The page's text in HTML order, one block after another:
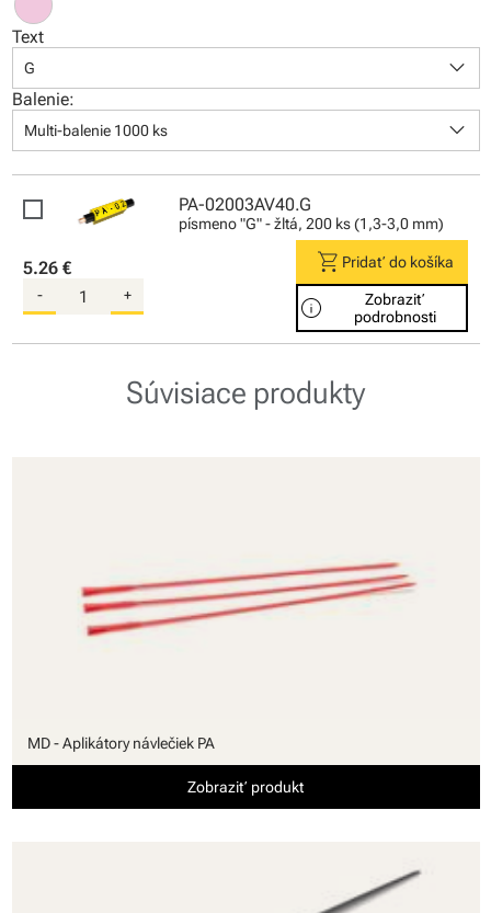
Text
G keyboard_arrow_down
Balenie:
Multi-balenie 1000 ks keyboard_arrow_down
PA-02003AV40.G
písmeno "G" - žltá, 200 ks (1,3-3,0 mm)
5.26 €
- +
shopping_cart Pridať do košíka
info
Zobraziť
podrobnosti
Súvisiace produkty
MD - Aplikátory návlečiek PA
Zobraziť produkt